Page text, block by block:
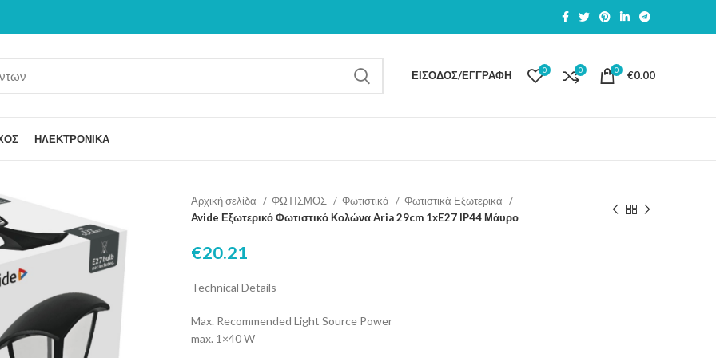
ΕΊΣΟΔΟΣ/ΕΓΓΡΑΦΉ 0 0 0 €0.00
ΗΛΕΚΤΡΟΝΙΚΑ
Αρχική σελίδα ΦΩΤΙΣΜΟΣ Φωτιστικά
Φωτιστικά Εξωτερικά
Avide Εξωτερικό Φωτιστικό Κολώνα Aria 29cm 1xE27 IP44 Μάυρο
€20.21
Technical Details
Max. Recommended Light Source Power
max. 1×40 W